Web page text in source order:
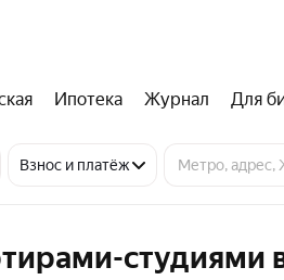
Ипотека Журнал Для
Взнос и платёж
студиями